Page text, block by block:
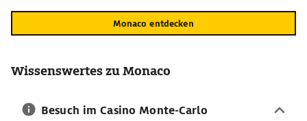
Meer thront, könnten dabei kaum größer sein.
Spaziergang durch Monaco: Routenplaner
über dem Meer die Kolonie Monoikos, aus der sich später
Sehenswürdigkeiten des Fürstentums wie die Kathedrale, die
Chapelle de la Misericorde aus dem 17. Jh. und natürlich der
Monaco entdecken
Wissenswertes zu Monaco
Besuch im Casino Monte-Carlo